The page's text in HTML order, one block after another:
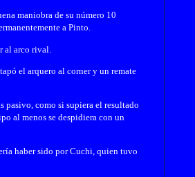
maniobra de su número 10
a Pinto.
al arco rival.
el arquero al corner y un remate
como si supiera el resultado
al menos se despidiera con un
haber sido por Cuchi, quien tuvo